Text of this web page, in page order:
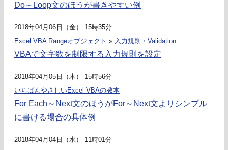
Do～Loop文のほうが書きやすい例
2018年04月06日（金） 15時35分
Excel VBA Rangeオブジェクト » 入力規則・Validation
VBAで文字数を制限する入力規則を設定
2018年04月05日（木） 15時56分
いちばんやさしいExcel VBAの教本
For Each～Next文のほうがFor～Next文よりシンプル
に書ける場合の具体例
2018年04月04日（水） 11時01分